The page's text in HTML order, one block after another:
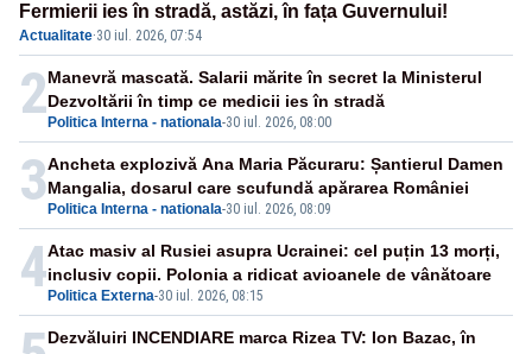
Fermierii ies în stradă, astăzi, în fața Guvernului!
Actualitate·30 iul. 2026, 07:54
2 Politica Interna - nationala-30 iul. 2026, 08:00
Manevră mascată. Salarii mărite în secret la Ministerul
Dezvoltării în timp ce medicii ies în stradă
3 Politica Interna - nationala-30 iul. 2026, 08:09
Ancheta explozivă Ana Maria Păcuraru: Șantierul Damen
Mangalia, dosarul care scufundă apărarea României
4 Politica Externa-30 iul. 2026, 08:15
Atac masiv al Rusiei asupra Ucrainei: cel puțin 13 morți,
inclusiv copii. Polonia a ridicat avioanele de vânătoare
Dezvăluiri INCENDIARE marca Rizea TV: Ion Bazac, în